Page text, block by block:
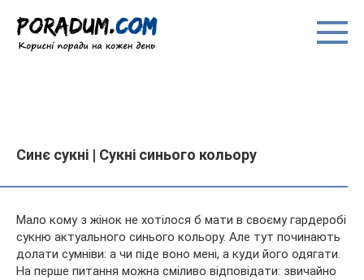
вмісту
Синє сукні | Сукні синього кольору
Мало кому з жінок не хотілося б мати в своєму гардеробі
сукню актуального синього кольору. Але тут починають
долати сумніви: а чи піде воно мені, а куди його одягати.
На перше питання можна сміливо відповідати: звичайно